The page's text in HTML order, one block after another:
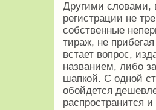
Другими словами,
регистрации не
собственные
тираж, не
встает вопрос,
названием, либо
шапкой. С одной
обойдется
распространится